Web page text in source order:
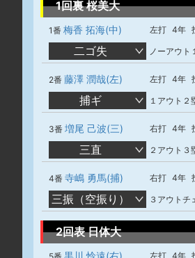
1回裏 桜美大
1番 梅香 拓海(中) 左打 4年
二ゴ失 ノーアウト
2番 藤澤 潤哉(左) 左打 4年
捕ギ １アウト２
3番 増尾 己波(三) 右打 4年
三直 ２アウト３
4番 寺嶋 勇馬(捕) 右打 4年
三振（空振り） ３アウトチ
2回表 日体大
黒川 怜遠(右) 左打 4年